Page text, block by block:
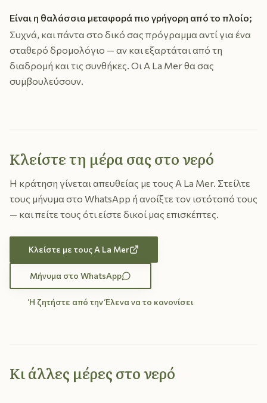
Είναι η θαλάσσια μεταφορά πιο γρήγορη από το πλοίο;
Συχνά, και πάντα στο δικό σας πρόγραμμα αντί για ένα
σταθερό δρομολόγιο — αν και εξαρτάται από τη
διαδρομή και τις συνθήκες. Οι A La Mer θα σας
συμβουλεύσουν.
Κλείστε τη μέρα σας στο νερό
Η κράτηση γίνεται απευθείας με τους A La Mer. Στείλτε
τους μήνυμα στο WhatsApp ή ανοίξτε τον ιστότοπό τους
— και πείτε τους ότι είστε δικοί μας επισκέπτες.
Κλείστε με τους A La Mer
Μήνυμα στο WhatsApp
Ή ζητήστε από την Έλενα να το κανονίσει
Κι άλλες μέρες στο νερό